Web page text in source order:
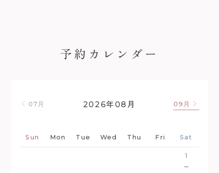
予約カレンダー
2026年 08 月
07月 09月
Sun Mon Tue Wed Thu Fri Sat
1
－